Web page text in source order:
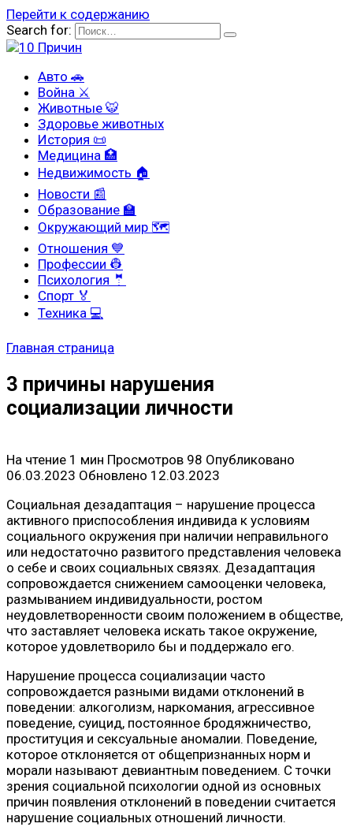
Перейти к содержанию
Search for:
Авто 🚗
Война ⚔
Животные 🐯
Здоровье животных
История 📜
Медицина 🏥
Недвижимость 🏠
Новости 📰
Образование 🏫
Окружающий мир 🗺
Отношения 💙
Профессии 👷
Психология 🤵
Спорт 🏅
Техника 💻
Главная страница
3 причины нарушения
социализации личности
На чтение 1 мин Просмотров 98 Опубликовано
06.03.2023 Обновлено 12.03.2023
Социальная дезадаптация – нарушение процесса
активного приспособления индивида к условиям
социального окружения при наличии неправильного
или недостаточно развитого представления человека
о себе и своих социальных связях. Дезадаптация
сопровождается снижением самооценки человека,
размыванием индивидуальности, ростом
неудовлетворенности своим положением в обществе,
что заставляет человека искать такое окружение,
которое удовлетворило бы и поддержало его.
Нарушение процесса социализации часто
сопровождается разными видами отклонений в
поведении: алкоголизм, наркомания, агрессивное
поведение, суицид, постоянное бродяжничество,
проституция и сексуальные аномалии. Поведение,
которое отклоняется от общепризнанных норм и
морали называют девиантным поведением. С точки
зрения социальной психологии одной из основных
причин появления отклонений в поведении считается
нарушение социальных отношений личности.